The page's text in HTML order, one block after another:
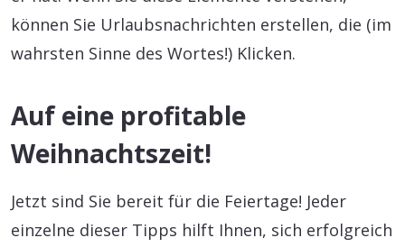
können Sie Urlaubsnachrichten erstellen, die (im
wahrsten Sinne des Wortes!) Klicken.
Auf eine profitable
Weihnachtszeit!
Jetzt sind Sie bereit für die Feiertage! Jeder
einzelne dieser Tipps hilft Ihnen, sich erfolgreich